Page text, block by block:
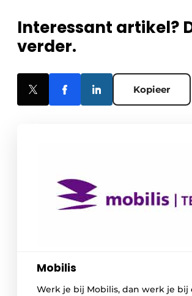
Interessant artikel?
verder.
Kopieer
Mobilis
Werk je bij Mobilis, dan werk je bij